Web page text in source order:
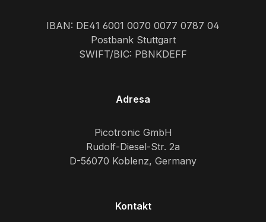
IBAN: DE41 6001 0070 0077 0787 04
Postbank Stuttgart
SWIFT/BIC: PBNKDEFF
Adresa
Picotronic GmbH
Rudolf-Diesel-Str. 2a
D-56070 Koblenz, Germany
Kontakt